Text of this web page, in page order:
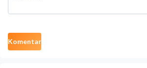
Komentar